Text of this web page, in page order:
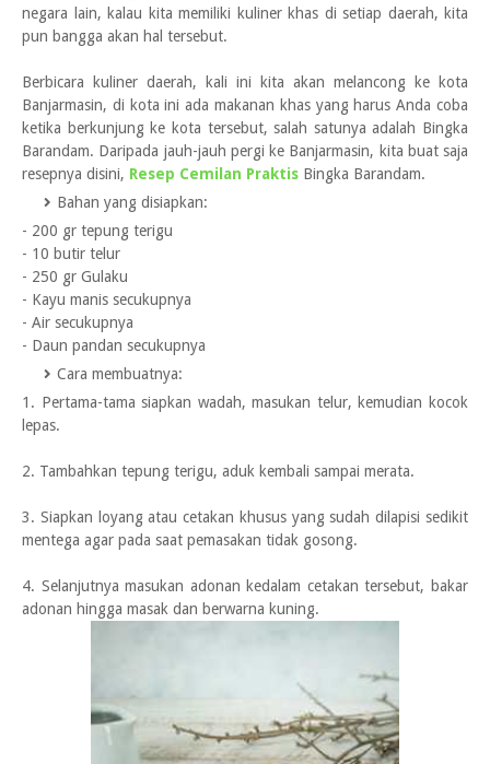
negara lain, kalau kita memiliki kuliner khas di setiap daerah, kita
pun bangga akan hal tersebut.
Berbicara kuliner daerah, kali ini kita akan melancong ke kota
Banjarmasin, di kota ini ada makanan khas yang harus Anda coba
ketika berkunjung ke kota tersebut, salah satunya adalah Bingka
Barandam. Daripada jauh-jauh pergi ke Banjarmasin, kita buat saja
resepnya disini, Resep Cemilan Praktis Bingka Barandam.
Bahan yang disiapkan:
- 200 gr tepung terigu
- 10 butir telur
- 250 gr Gulaku
- Kayu manis secukupnya
- Air secukupnya
- Daun pandan secukupnya
Cara membuatnya:
1. Pertama-tama siapkan wadah, masukan telur, kemudian kocok
lepas.
2. Tambahkan tepung terigu, aduk kembali sampai merata.
3. Siapkan loyang atau cetakan khusus yang sudah dilapisi sedikit
mentega agar pada saat pemasakan tidak gosong.
4. Selanjutnya masukan adonan kedalam cetakan tersebut, bakar
adonan hingga masak dan berwarna kuning.